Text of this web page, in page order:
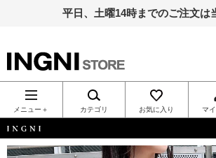
平日、土曜14時までのご注文は
INGNI（イン
グ）公式通
販｜INGNI
メニュー＋ カテゴリ お気に入り マ
INGNI